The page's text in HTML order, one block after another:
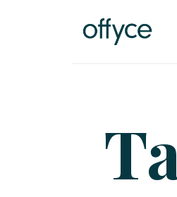
OFFYCE.NL